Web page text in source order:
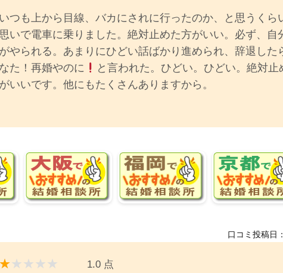
いつも上から目線、バカにされに行ったのか、と思うくら
いで電車に乗りました。絶対止めた方がいい。必ず、自
がやられる。あまりにひどい話ばかり進められ、辞退した
なた！再婚やのに
と言われた。ひどい。ひどい。絶対止
がいいです。他にもたくさんありますから。
口コミ投稿日
1.0 点